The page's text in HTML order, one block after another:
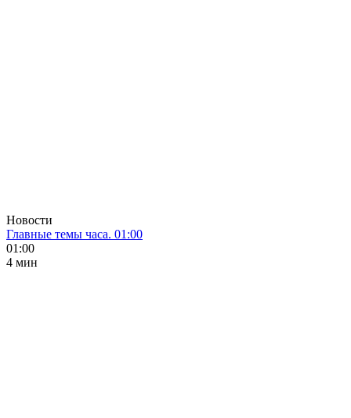
Новости
Главные темы часа. 01:00
01:00
4 мин